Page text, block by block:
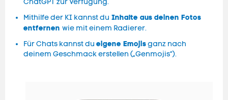
ChatGPT zur Verfügung.
Mithilfe der KI kannst du Inhalte aus deinen Fotos
entfernen wie mit einem Radierer.
Für Chats kannst du eigene Emojisganz nach
deinem Geschmack erstellen („Genmojis“).